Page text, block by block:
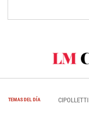
TEMAS DEL DÍA CIPOLLETTI